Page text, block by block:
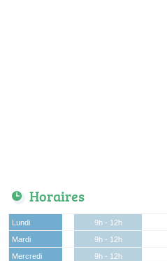
Horaires
Lundi 9h - 12h
Mardi
9h - 12h
Mercredi
9h - 12h